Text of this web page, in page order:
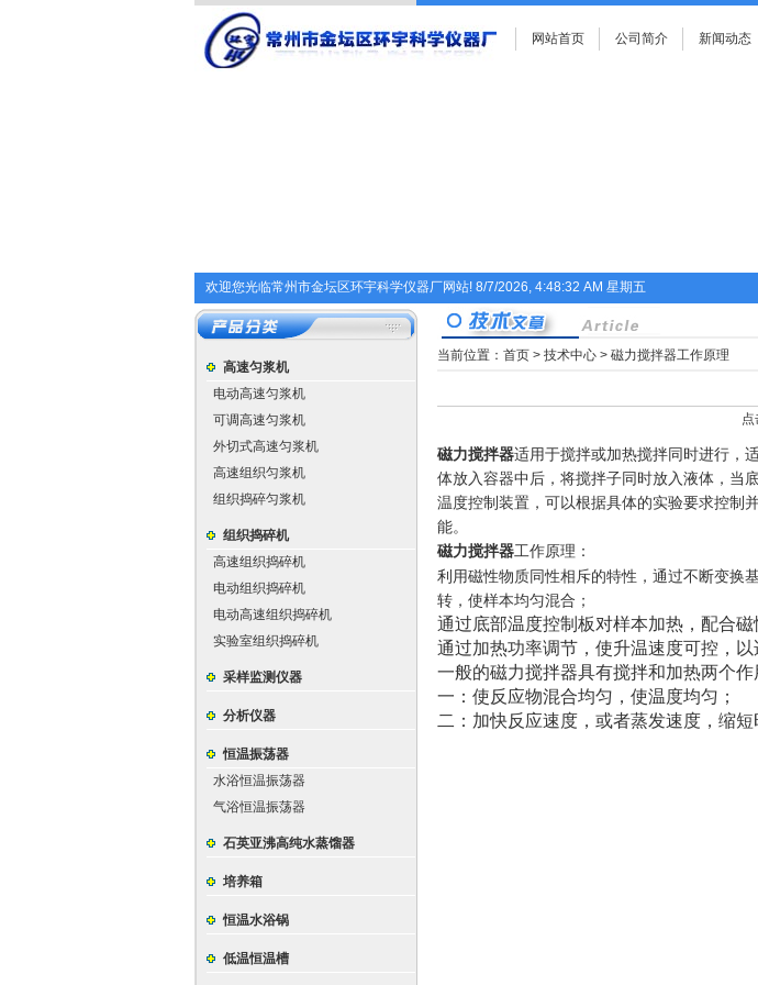
网站首页 公司简介 新闻动态
欢迎您光临常州市金坛区环宇科学仪器厂网站! 8/7/2026, 4:48:32 AM 星期五
高速匀浆机
电动高速匀浆机
可调高速匀浆机
外切式高速匀浆机
高速组织匀浆机
组织捣碎匀浆机
组织捣碎机
高速组织捣碎机
电动组织捣碎机
电动高速组织捣碎机
实验室组织捣碎机
采样监测仪器
分析仪器
恒温振荡器
水浴恒温振荡器
气浴恒温振荡器
石英亚沸高纯水蒸馏器
培养箱
恒温水浴锅
低温恒温槽
当前位置： 首页 > 技术中心 > 磁力搅拌器工作原理
磁力搅拌器适用于搅拌或加热搅拌同时进行，
体放入容器中后，将搅拌子同时放入液体，当
温度控制装置，可以根据具体的实验要求控制
能。
磁力搅拌器工作原理：
利用磁性物质同性相斥的特性，通过不断变换
转，使样本均匀混合；
通过底部温度控制板对样本加热，配合
通过加热功率调节，使升温速度可控，以
一般的磁力搅拌器具有搅拌和加热两个作
一 ： 使反应物混合均匀，使温度均匀；
二 ： 加快反应速度，或者蒸发速度，缩短